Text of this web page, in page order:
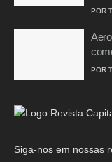
POR
POR
Siga-nos em nossas